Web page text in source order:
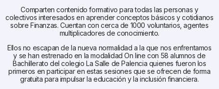
Comparten contenido formativo para todas las personas y
colectivos interesados en aprender conceptos básicos y cotidianos
sobre Finanzas. Cuentan con cerca de 1000 voluntarios, agentes
multiplicadores de conocimiento.
Ellos no escapan de la nueva normalidad a la que nos enfrentamos
y se han estrenado en la modalidad On line con 58 alumnos de
Bachillerato del colegio La Salle de Palencia quienes fueron los
primeros en participar en estas sesiones que se ofrecen de forma
gratuita para impulsar la educación y la inclusión financiera.